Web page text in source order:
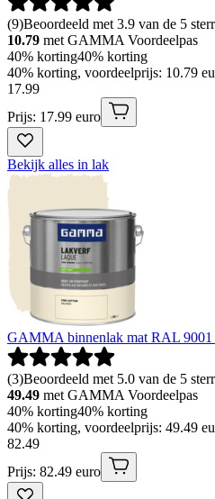
(9)Beoordeeld met 3.9 van de 5
10.79 met GAMMA Voordeelpas
40% korting40% korting
40% korting, voordeelprijs: 10.79
17.99
Prijs: 17.99 euro
Bekijk alles in lak
GAMMA binnenlak mat RAL 9001
(3)Beoordeeld met 5.0 van de 5
49.49 met GAMMA Voordeelpas
40% korting40% korting
40% korting, voordeelprijs: 49.49
82.49
Prijs: 82.49 euro